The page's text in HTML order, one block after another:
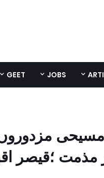
JOBS
GEET
مسیحی
مذمت ؛قیصر